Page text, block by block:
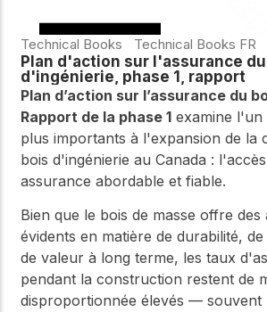
Technical Books Technical Books FR
Plan d'action sur l'assurance
d'ingénierie, phase 1, rapport
Plan d’action sur l’assurance du
Rapport de la phase 1 examine l'un
plus importants à l'expansion de la
bois d'ingénierie au Canada :
assurance abordable et fiable.
Bien que le bois de masse offre des
évidents en matière de durabilité,
de valeur à long terme, les taux
pendant la construction restent de
disproportionnée élevés — souvent